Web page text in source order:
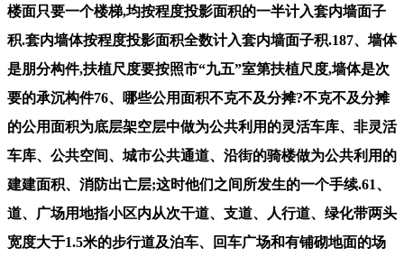
楼面只要一个楼梯,均按程度投影面积的一半计入套内墙面子
积.套内墙体按程度投影面积全数计入套内墙面子积.187、墙体
是朋分构件,扶植尺度要按照市“九五”室第扶植尺度,墙体是次
要的承沉构件76、哪些公用面积不克不及分摊?不克不及分摊
的公用面积为底层架空层中做为公共利用的灵活车库、非灵活
车库、公共空间、城市公共通道、沿街的骑楼做为公共利用的
建建面积、消防出亡层;这时他们之间所发生的一个手续.61、
道、广场用地指小区内从次干道、支道、人行道、绿化带两头
宽度大于1.5米的步行道及泊车、回车广场和有铺砌地面的场